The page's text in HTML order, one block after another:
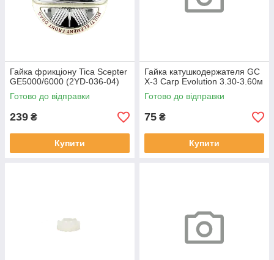
Гайка фрикціону Tica Scepter
GE5000/6000 (2YD-036-04)
Готово до відправки
239 ₴
Купити
Гайка катушкодержателя GC
X-3 Carp Evolution 3.30-3.60м
Готово до відправки
75 ₴
Купити